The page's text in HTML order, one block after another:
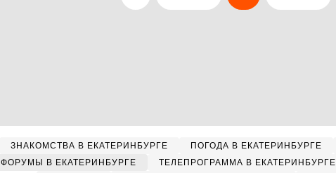
ЗНАКОМСТВА В ЕКАТЕРИНБУРГЕ ПОГОДА В ЕКАТЕРИНБУРГЕ
ФОРУМЫ В ЕКАТЕРИНБУРГЕ
ТЕЛЕПРОГРАММА В ЕКАТЕРИНБУРГЕ